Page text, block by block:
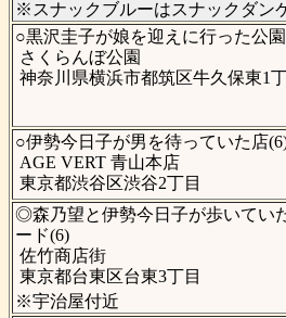
※スナックブルーはスナックダン
○黒沢圭子が娘を迎えに行った公
さくらんぼ公園
神奈川県横浜市都筑区牛久保東1
○伊勢今日子が男を待っていた店
AGE VERT 青山本店
東京都渋谷区渋谷2丁目
◎森乃望と伊勢今日子が歩いてい
ード(6)
佐竹商店街
東京都台東区台東3丁目
※宇治屋付近